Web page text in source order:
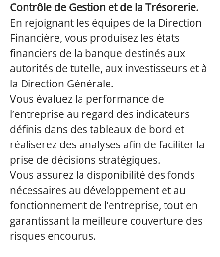
Contrôle de Gestion et de la Trésorerie.
En rejoignant les équipes de la Direction
Financière, vous produisez les états
financiers de la banque destinés aux
autorités de tutelle, aux investisseurs et à
la Direction Générale.
Vous évaluez la performance de
l’entreprise au regard des indicateurs
définis dans des tableaux de bord et
réaliserez des analyses afin de faciliter la
prise de décisions stratégiques.
Vous assurez la disponibilité des fonds
nécessaires au développement et au
fonctionnement de l’entreprise, tout en
garantissant la meilleure couverture des
risques encourus.